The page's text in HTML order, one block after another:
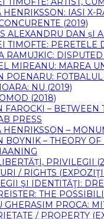
IASI X-
(2019)
ALEXANDRU DAN șI
TIMOFTE: PERETELE
RAMUJKIC:
MIREANU: MAREA
POENARU:
NU (2019)
(2018)
FAROCKI – BETWEEN
PRESS
–
BOYNIK – THEORY
PRIVILEGII
/ RIGHTS
ŞI IDENTITĂŢI:
THE
GHERASIM PROCA:
/ PROPERTY